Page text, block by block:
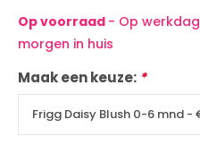
Op voorraad - Op
morgen in huis
Maak een keuze: *